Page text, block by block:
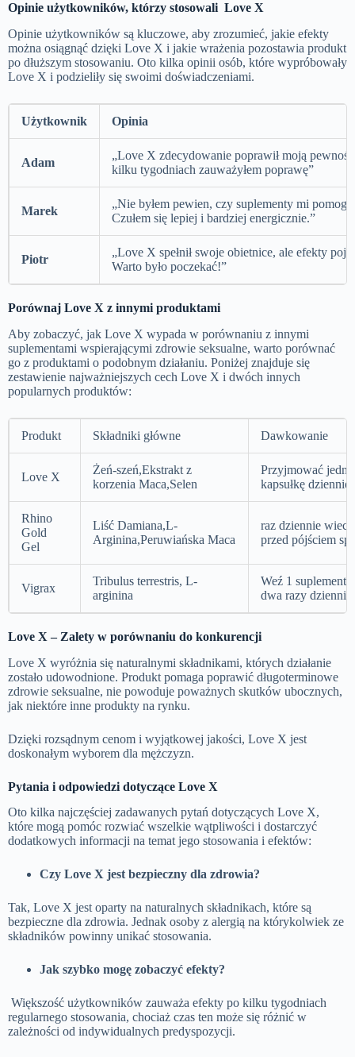
Opinie użytkowników, którzy stosowali Love X
Opinie użytkowników są kluczowe, aby zrozumieć, jakie efekty
można osiągnąć dzięki Love X i jakie wrażenia pozostawia produkt
po dłuższym stosowaniu. Oto kilka opinii osób, które wypróbowały
Love X i podzieliły się swoimi doświadczeniami.
Użytkownik Opinia
Adam
„Love X zdecydowanie poprawił moją
kilku tygodniach zauważyłem poprawę”
Marek
„Nie byłem pewien, czy suplementy mi
Czułem się lepiej i bardziej energicznie.”
Piotr
„Love X spełnił swoje obietnice, ale efekty
Warto było poczekać!”
Porównaj Love X z innymi produktami
Aby zobaczyć, jak Love X wypada w porównaniu z innymi
suplementami wspierającymi zdrowie seksualne, warto porównać
go z produktami o podobnym działaniu. Poniżej znajduje się
zestawienie najważniejszych cech Love X i dwóch innych
popularnych produktów:
Produkt Składniki główne Dawkowanie
Love X
Żeń-szeń,Ekstrakt z
korzenia Maca,Selen
Przyjmować jedną
kapsułkę dziennie
Rhino
Gold
Gel
Liść Damiana,L-
Arginina,Peruwiańska Maca
raz dziennie
przed pójściem
Vigrax
Tribulus terrestris, L-
arginina
Weź 1 suplement
dwa razy dziennie
Love X – Zalety w porównaniu do konkurencji
Love X wyróżnia się naturalnymi składnikami, których działanie
zostało udowodnione. Produkt pomaga poprawić długoterminowe
zdrowie seksualne, nie powoduje poważnych skutków ubocznych,
jak niektóre inne produkty na rynku.
Dzięki rozsądnym cenom i wyjątkowej jakości, Love X jest
doskonałym wyborem dla mężczyzn.
Pytania i odpowiedzi dotyczące Love X
Oto kilka najczęściej zadawanych pytań dotyczących Love X,
które mogą pomóc rozwiać wszelkie wątpliwości i dostarczyć
dodatkowych informacji na temat jego stosowania i efektów:
Czy Love X jest bezpieczny dla zdrowia?
Tak, Love X jest oparty na naturalnych składnikach, które są
bezpieczne dla zdrowia. Jednak osoby z alergią na którykolwiek ze
składników powinny unikać stosowania.
Jak szybko mogę zobaczyć efekty?
Większość użytkowników zauważa efekty po kilku tygodniach
regularnego stosowania, chociaż czas ten może się różnić w
zależności od indywidualnych predyspozycji.